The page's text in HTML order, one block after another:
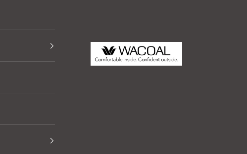
Thai Wacoal Public Company Limited